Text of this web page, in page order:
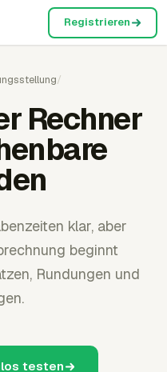
Registrieren
/
Rechner
klar, aber
beginnt
Rundungen und
testen